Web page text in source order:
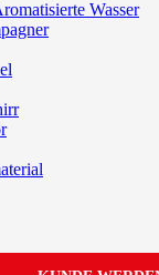
Wasser